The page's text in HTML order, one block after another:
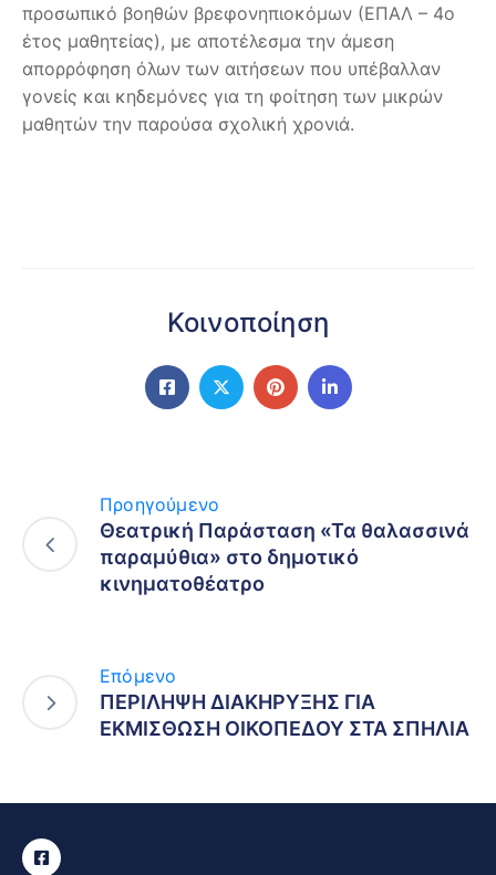
προσωπικό βοηθών βρεφονηπιοκόμων (ΕΠΑΛ – 4ο
έτος μαθητείας), με αποτέλεσμα την άμεση
απορρόφηση όλων των αιτήσεων που υπέβαλλαν
γονείς και κηδεμόνες για τη φοίτηση των μικρών
μαθητών την παρούσα σχολική χρονιά.
Κοινοποίηση
Προηγούμενο
Θεατρική Παράσταση «Τα θαλασσινά
παραμύθια» στο δημοτικό
κινηματοθέατρο
Επόμενο
ΠΕΡΙΛΗΨΗ ΔΙΑΚΗΡΥΞΗΣ ΓΙΑ
ΕΚΜΙΣΘΩΣΗ ΟΙΚΟΠΕΔΟΥ ΣΤΑ ΣΠΗΛΙΑ